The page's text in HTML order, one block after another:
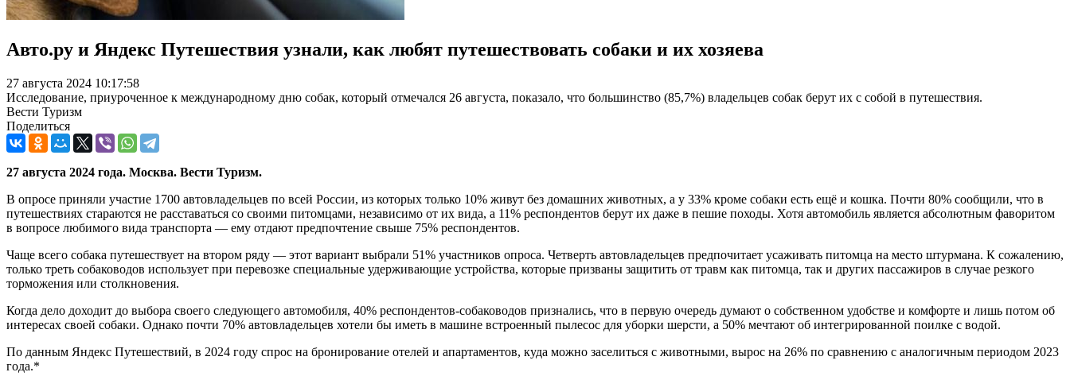
Авто.ру и Яндекс Путешествия узнали, как любят путешествовать собаки и их хозяева
27 августа 2024 10:17:58
Исследование, приуроченное к международному дню собак, который отмечался 26 августа, показало, что большинство (85,7%) владельцев собак берут их с собой в путешествия.
Вести Туризм
Поделиться
27 августа 2024 года. Москва. Вести Туризм.
В опросе приняли участие 1700 автовладельцев по всей России, из которых только 10% живут без домашних животных, а у 33% кроме собаки есть ещё и кошка. Почти 80% сообщили, что в
путешествиях стараются не расставаться со своими питомцами, независимо от их вида, а 11% респондентов берут их даже в пешие походы. Хотя автомобиль является абсолютным фаворитом
в вопросе любимого вида транспорта — ему отдают предпочтение свыше 75% респондентов.
Чаще всего собака путешествует на втором ряду — этот вариант выбрали 51% участников опроса. Четверть автовладельцев предпочитает усаживать питомца на место штурмана. К сожалению,
только треть собаководов использует при перевозке специальные удерживающие устройства, которые призваны защитить от травм как питомца, так и других пассажиров в случае резкого
торможения или столкновения.
Когда дело доходит до выбора своего следующего автомобиля, 40% респондентов-собаководов признались, что в первую очередь думают о собственном удобстве и комфорте и лишь потом об
интересах своей собаки. Однако почти 70% автовладельцев хотели бы иметь в машине встроенный пылесос для уборки шерсти, а 50% мечтают об интегрированной поилке с водой.
По данным Яндекс Путешествий, в 2024 году спрос на бронирование отелей и апартаментов, куда можно заселиться с животными, вырос на 26% по сравнению с аналогичным периодом 2023
года.*